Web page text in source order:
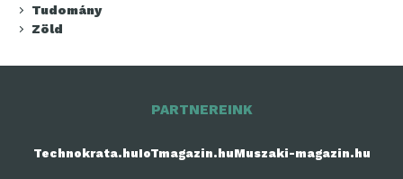
Tudomány
Zöld
PARTNEREINK
Technokrata.huIoTmagazin.huMuszaki-magazin.hu